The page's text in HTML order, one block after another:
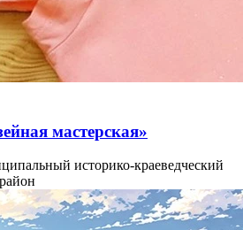
мастерская»
историко-краеведческий